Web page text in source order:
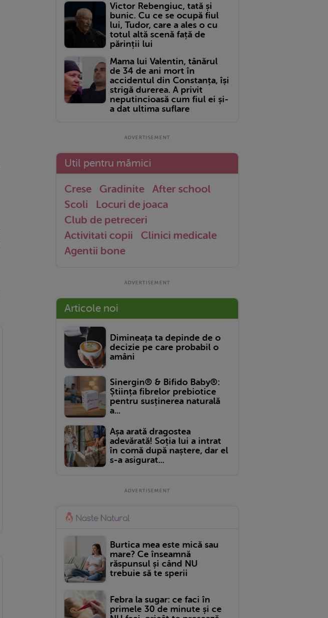
Victor Rebengiuc, tată și
bunic. Cu ce se ocupă fiul
lui, Tudor, care a ales o cu
totul altă scenă față de
părinții lui
Mama lui Valentin, tânărul
de 34 de ani mort în
accidentul din Constanța, își
strigă durerea. A privit
neputincioasă cum fiul ei și-
a dat ultima suflare
Util pentru mămici
Crese Gradinite
After school
Scoli
Locuri de joaca
Club de petreceri
Activitati copii
Clinici medicale
Agentii bone
Articole noi
Dimineața ta depinde de o
decizie pe care probabil o
amâni
Sinergin® & Bifido Baby®:
Știința fibrelor prebiotice
pentru susținerea naturală
a...
Așa arată dragostea
adevărată! Soția lui a intrat
în comă după naștere, dar el
s-a asigurat...
Burtica mea este mică sau
mare? Ce înseamnă
răspunsul și când NU
trebuie să te sperii
Febra la sugar: ce faci în
primele 30 de minute și ce